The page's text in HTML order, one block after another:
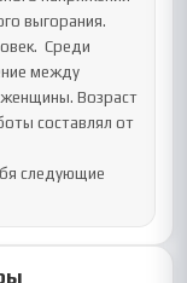
выгорания.
Среди
между
Возраст
составлял от
следующие